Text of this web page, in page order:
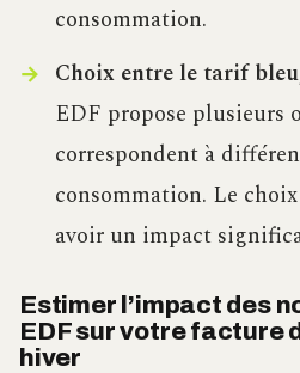
consommation.
Choix entre le tarif
EDF propose plusieurs
correspondent à
consommation. Le
avoir un impact
Estimer l’impact des
EDF sur votre facture
hiver